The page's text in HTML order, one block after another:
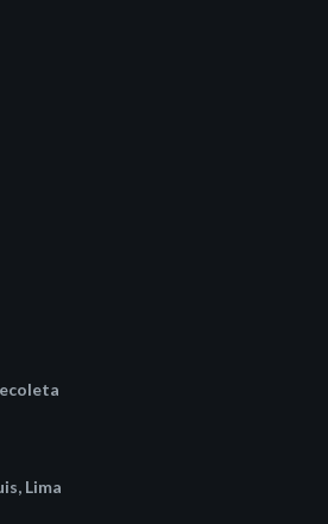
Lima